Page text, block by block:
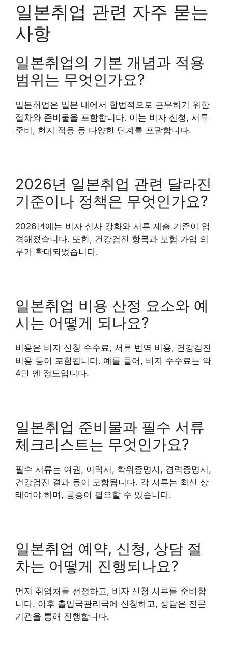
일본취업 관련 자주 묻는
사항
일본취업의 기본 개념과 적용
범위는 무엇인가요?
일본취업은 일본 내에서 합법적으로 근무하기 위한
절차와 준비물을 포함합니다. 이는 비자 신청, 서류
준비, 현지 적응 등 다양한 단계를 포괄합니다.
2026년 일본취업 관련 달라진
기준이나 정책은 무엇인가요?
2026년에는 비자 심사 강화와 서류 제출 기준이 엄
격해졌습니다. 또한, 건강검진 항목과 보험 가입 의
무가 확대되었습니다.
일본취업 비용 산정 요소와 예
시는 어떻게 되나요?
비용은 비자 신청 수수료, 서류 번역 비용, 건강검진
비용 등이 포함됩니다. 예를 들어, 비자 수수료는 약
4만 엔 정도입니다.
일본취업 준비물과 필수 서류
체크리스트는 무엇인가요?
필수 서류는 여권, 이력서, 학위증명서, 경력증명서,
건강검진 결과 등이 포함됩니다. 각 서류는 최신 상
태여야 하며, 공증이 필요할 수 있습니다.
일본취업 예약, 신청, 상담 절
차는 어떻게 진행되나요?
먼저 취업처를 선정하고, 비자 신청 서류를 준비합
니다. 이후 출입국관리국에 신청하고, 상담은 전문
기관을 통해 진행합니다.